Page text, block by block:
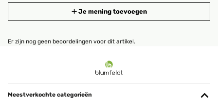
Je mening toevoegen
Er zijn nog geen beoordelingen voor dit artikel.
Meestverkochte categorieën